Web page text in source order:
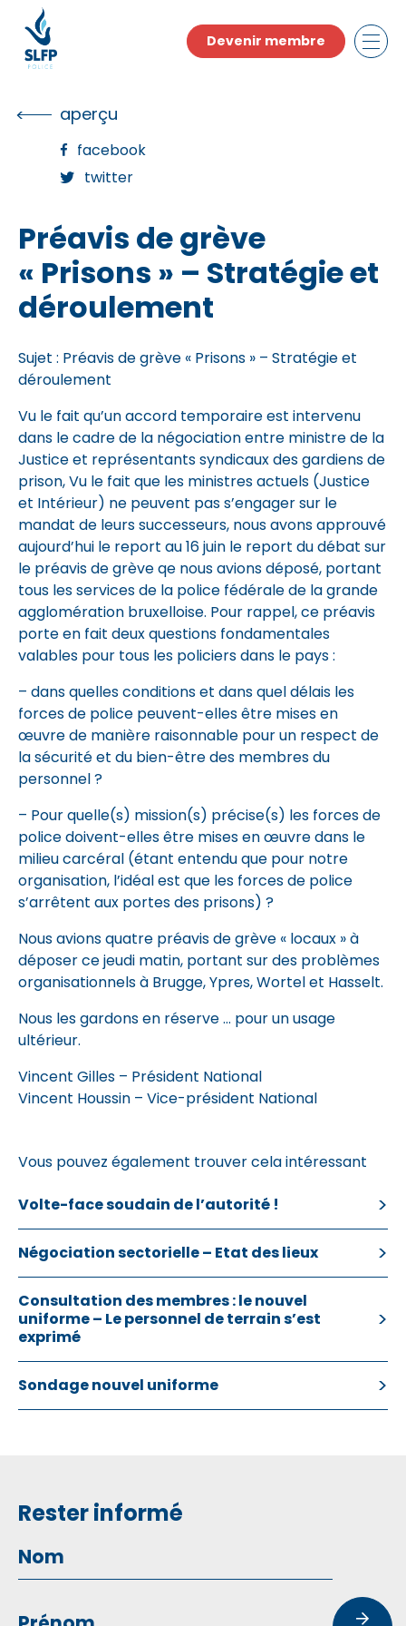
content
Devenir membre
aperçu
facebook
twitter
Préavis de grève
« Prisons » – Stratégie et
déroulement
Sujet : Préavis de grève « Prisons » – Stratégie et
déroulement
Vu le fait qu’un accord temporaire est intervenu
dans le cadre de la négociation entre ministre de la
Justice et représentants syndicaux des gardiens de
prison, Vu le fait que les ministres actuels (Justice
et Intérieur) ne peuvent pas s’engager sur le
mandat de leurs successeurs, nous avons approuvé
aujourd’hui le report au 16 juin le report du débat sur
le préavis de grève qe nous avions déposé, portant
tous les services de la police fédérale de la grande
agglomération bruxelloise. Pour rappel, ce préavis
porte en fait deux questions fondamentales
valables pour tous les policiers dans le pays :
– dans quelles conditions et dans quel délais les
forces de police peuvent-elles être mises en
œuvre de manière raisonnable pour un respect de
la sécurité et du bien-être des membres du
personnel ?
– Pour quelle(s) mission(s) précise(s) les forces de
police doivent-elles être mises en œuvre dans le
milieu carcéral (étant entendu que pour notre
organisation, l’idéal est que les forces de police
s’arrêtent aux portes des prisons) ?
Nous avions quatre préavis de grève « locaux » à
déposer ce jeudi matin, portant sur des problèmes
organisationnels à Brugge, Ypres, Wortel et Hasselt.
Nous les gardons en réserve … pour un usage
ultérieur.
Vincent Gilles – Président National
Vincent Houssin – Vice-président National
Vous pouvez également trouver cela intéressant
Volte-face soudain de l’autorité !
Négociation sectorielle – Etat des lieux
Consultation des membres : le nouvel
uniforme – Le personnel de terrain s’est
exprimé
Sondage nouvel uniforme
Rester informé